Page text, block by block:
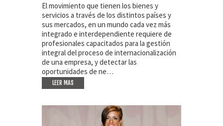
El movimiento que tienen los bienes y
servicios a través de los distintos países y
sus mercados, en un mundo cada vez más
integrado e interdependiente requiere de
profesionales capacitados para la gestión
integral del proceso de internacionalización
de una empresa, y detectar las
oportunidades de ne…
LEER MAS